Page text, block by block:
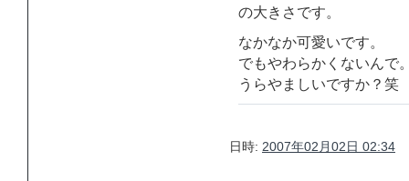
の大きさです。
なかなか可愛いです。
でもやわらかくないんで
うらやましいですか？笑
日時: 2007年02月02日 02:34